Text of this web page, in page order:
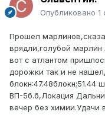
Опубликовано 1
Прошел
врядли,голубой
вот с атлантом
дорожки так и не
блокн:47.48блокн;51.44
ВП-5б.б,Локация
вечер без химии.Удачи